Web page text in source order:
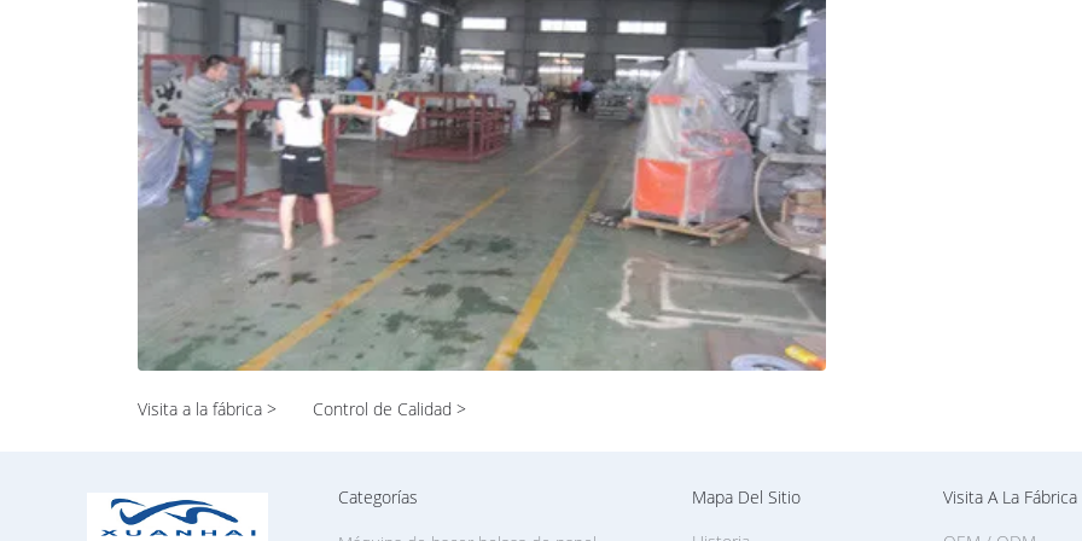
proporcionamos otras máquinas que no se enumeren en nuestra página web, si usted están
interesados, nosotros puede elegir la mejor máquina con el precio atractivo para usted pues tenemos
buena relación en ruian. En nuestra familia grande, la mayor parte de la gente está en líneas de la
máquina. Tenemos los ingenieros profesionales y los traductores ingleses que son todos familiares
con las máquinas proporcionar el servicio para usted. Nuestros ingenieros toman a cuidado de cada
los detalles, elegimos marca famosa de China o las materias primas y los componentes de alta
calidad importados para el tipo máquinas de la exportación, y tenemos inspección de fábrica muy
estricta, para asegurarse de le podemos conseguir las máquinas de la calidad. Nuestro traductor
inglés contestará a su correo electrónico o teléfono en la hora más temprana de cubrir sus demandas.
Seguimos siempre el principio para servir a nuestro cliente, no sólo apenas para vender productos.
También hacemos nuestra mejor ayuda para que nuestro cliente solucione cualquier problema que él
resolviera en China. Hemos establecido muchas relaciones comerciales largas con nuestros clientes
para nuestro mejor servicio. ¡Si usted está buscando las máquinas relativas de China, esperamos
sinceramente que poder ser su mejor opción!
Visita a la fábrica > Control de Calidad >
Categorías
Mapa Del Sitio
Visita A La Fábrica